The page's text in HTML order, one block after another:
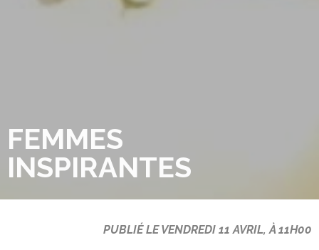
FEMMES
INSPIRANTES
PUBLIÉ LE VENDREDI 11 AVRIL, À 11H00